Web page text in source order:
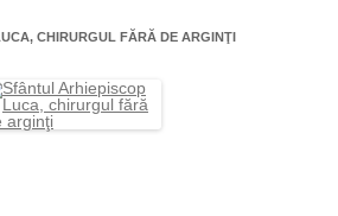
CHIRURGUL FĂRĂ DE ARGINŢI